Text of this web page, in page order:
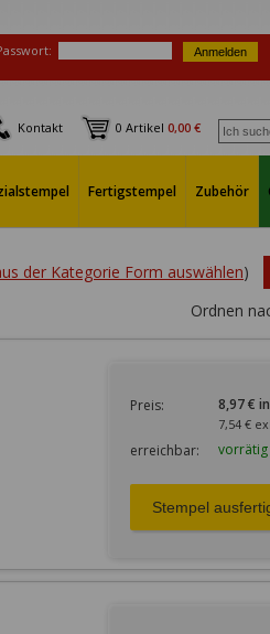
Kontakt 0 Artikel 0,00 €
Fertigstempel Zubehör
der Kategorie Form auswählen)
Ordnen
Preis: 8,97 €
7,54 €
erreichbar: vorrätig